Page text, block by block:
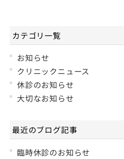
カテゴリ一覧
お知らせ
クリニックニュース
休診のお知らせ
大切なお知らせ
最近のブログ記事
臨時休診のお知らせ